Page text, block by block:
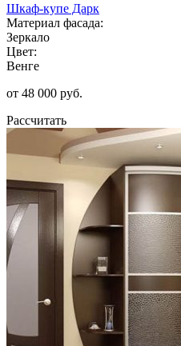
Шкаф-купе Дарк
Материал фасада:
Зеркало
Цвет:
Венге
от 48 000 руб.
Рассчитать